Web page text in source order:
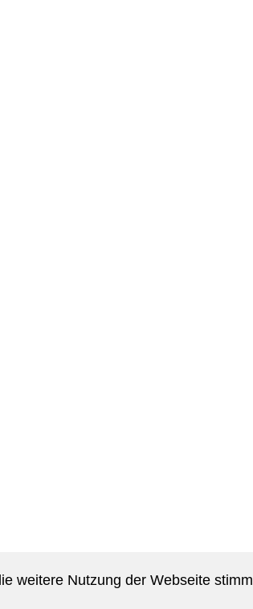
weitere Nutzung der Webseite